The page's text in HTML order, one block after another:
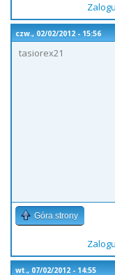
czw., 02/02/2012 - 15:56
tasiorex21
Góra strony
wt., 07/02/2012 - 14:55